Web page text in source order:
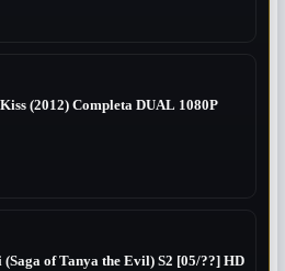
(2012) Completa DUAL 1080P
(Saga of Tanya the Evil) S2 [05/??] HD